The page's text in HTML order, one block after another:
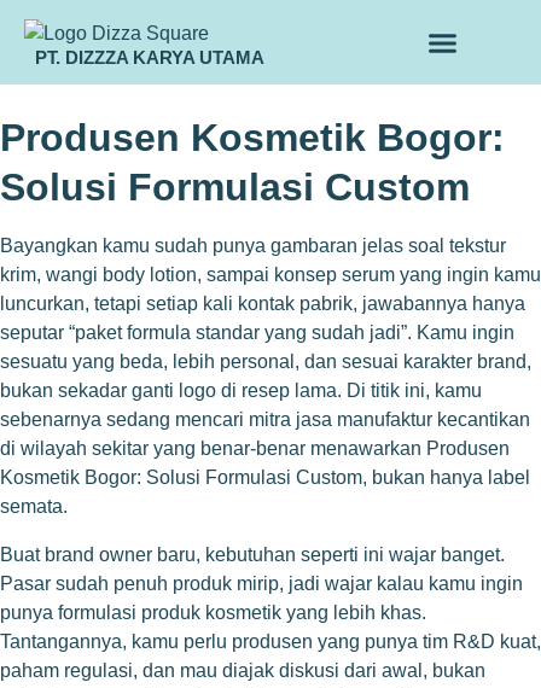
PT. DIZZZA KARYA UTAMA
Produsen Kosmetik Bogor:
Solusi Formulasi Custom
Bayangkan kamu sudah punya gambaran jelas soal tekstur
krim, wangi body lotion, sampai konsep serum yang ingin kamu
luncurkan, tetapi setiap kali kontak pabrik, jawabannya hanya
seputar “paket formula standar yang sudah jadi”. Kamu ingin
sesuatu yang beda, lebih personal, dan sesuai karakter brand,
bukan sekadar ganti logo di resep lama. Di titik ini, kamu
sebenarnya sedang mencari mitra jasa manufaktur kecantikan
di wilayah sekitar yang benar-benar menawarkan Produsen
Kosmetik Bogor: Solusi Formulasi Custom, bukan hanya label
semata.
Buat brand owner baru, kebutuhan seperti ini wajar banget.
Pasar sudah penuh produk mirip, jadi wajar kalau kamu ingin
punya formulasi produk kosmetik yang lebih khas.
Tantangannya, kamu perlu produsen yang punya tim R&D kuat,
paham regulasi, dan mau diajak diskusi dari awal, bukan